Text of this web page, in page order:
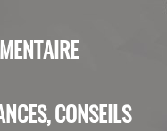
CONSEILS